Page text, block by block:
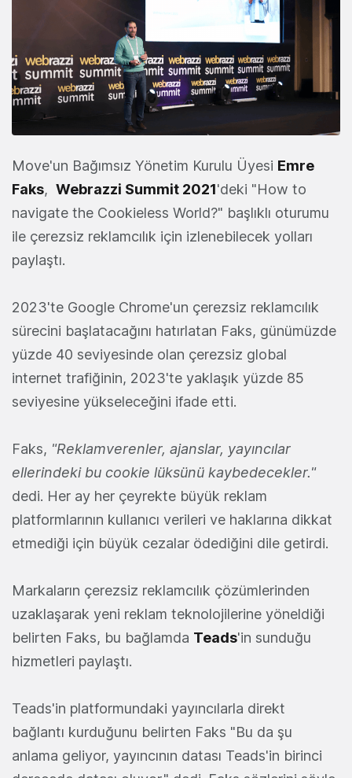
Move'un Bağımsız Yönetim Kurulu Üyesi Emre
Faks, Webrazzi Summit 2021'deki "How to
navigate the Cookieless World?" başlıklı oturumu
ile çerezsiz reklamcılık için izlenebilecek yolları
paylaştı.
2023'te Google Chrome'un çerezsiz reklamcılık
sürecini başlatacağını hatırlatan Faks, günümüzde
yüzde 40 seviyesinde olan çerezsiz global
internet trafiğinin, 2023'te yaklaşık yüzde 85
seviyesine yükseleceğini ifade etti.
Faks, "Reklamverenler, ajanslar, yayıncılar
ellerindeki bu cookie lüksünü kaybedecekler."
dedi. Her ay her çeyrekte büyük reklam
platformlarının kullanıcı verileri ve haklarına dikkat
etmediği için büyük cezalar ödediğini dile getirdi.
Markaların çerezsiz reklamcılık çözümlerinden
uzaklaşarak yeni reklam teknolojilerine yöneldiği
belirten Faks, bu bağlamda Teads'in sunduğu
hizmetleri paylaştı.
Teads'in platformundaki yayıncılarla direkt
bağlantı kurduğunu belirten Faks "Bu da şu
anlama geliyor, yayıncının datası Teads'in birinci